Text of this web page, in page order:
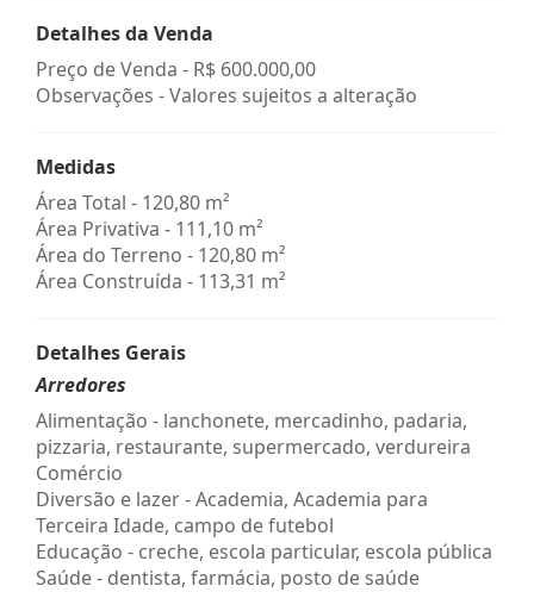
Detalhes da Venda
Preço de Venda - R$ 600.000,00
Observações - Valores sujeitos a alteração
Medidas
Área Total - 120,80 m²
Área Privativa - 111,10 m²
Área do Terreno - 120,80 m²
Área Construída - 113,31 m²
Detalhes Gerais
Arredores
Alimentação - lanchonete, mercadinho, padaria,
pizzaria, restaurante, supermercado, verdureira
Comércio
Diversão e lazer - Academia, Academia para
Terceira Idade, campo de futebol
Educação - creche, escola particular, escola pública
Saúde - dentista, farmácia, posto de saúde